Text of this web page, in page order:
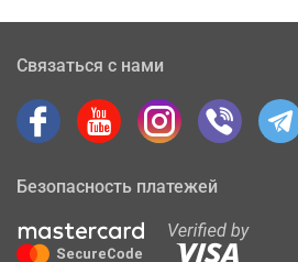
Связаться с нами
Безопасность платежей